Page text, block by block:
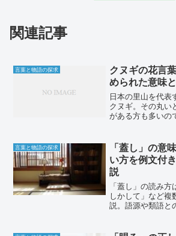
関連記事
言葉と物語の探求
クヌギの花言
められた意味
日本の里山を代表
クヌギ。その丸い
がある方も多いの
しょうか？今回
の由来、そして日
言葉と物語の探求
「蓋し」の意
い方を例文付
説
「蓋し」の読み
しかして」など複
説。語源や類語と